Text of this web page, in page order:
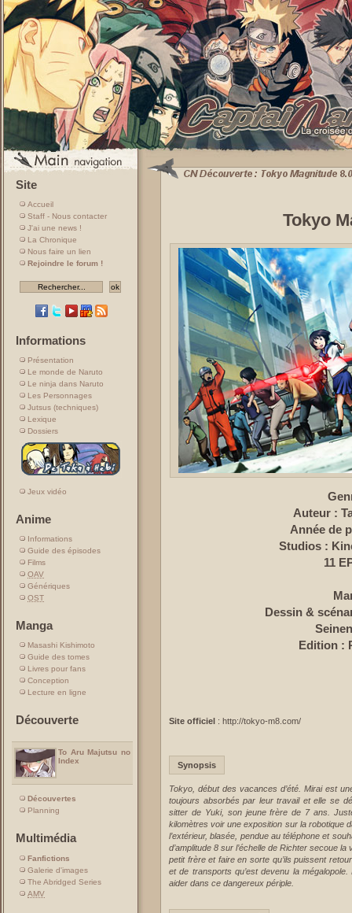
Site
Accueil
Staff - Nous contacter
J'ai une news !
La Chronique
Nous faire un lien
Rejoindre le forum !
Informations
Présentation
Le monde de Naruto
Le ninja dans Naruto
Les Personnages
Jutsus (techniques)
Lexique
Dossiers
Jeux vidéo
Anime
Informations
Guide des épisodes
Films
OAV
Génériques
OST
Manga
Masashi Kishimoto
Guide des tomes
Livres pour fans
Conception
Lecture en ligne
Découverte
To Aru Majutsu no
Index
Découvertes
Planning
Multimédia
Fanfictions
Galerie d'images
The Abridged Series
AMV
Tokyo
Auteur:
Année de
Studios :
11
Dessin &
Seinen
Edition :
Site officiel : http://tokyo-m8.com/
Synopsis
Tokyo, début des vacances d’été. Mirai est
toujours absorbés par leur travail et elle se
sitter de Yuki, son jeune frère de 7 ans.
kilomètres voir une exposition sur la robotique
l’extérieur, blasée, pendue au téléphone et
d’amplitude 8 sur l’échelle de Richter secoue
petit frère et faire en sorte qu’ils puissent
et de transports qu’est devenu la
aider dans ce dangereux périple.